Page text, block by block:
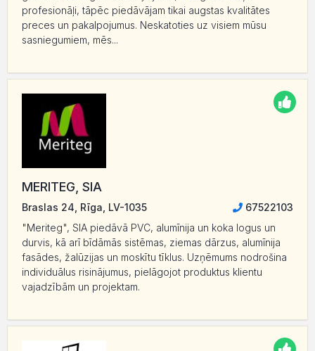
profesionāļi, tāpēc piedāvājam tikai augstas kvalitātes
preces un pakalpojumus. Neskatoties uz visiem mūsu
sasniegumiem, mēs...
MERITEG, SIA
Braslas 24, Rīga, LV-1035
67522103
"Meriteg", SIA piedāvā PVC, alumīnija un koka logus un
durvis, kā arī bīdāmās sistēmas, ziemas dārzus, alumīnija
fasādes, žalūzijas un moskītu tīklus. Uzņēmums nodrošina
individuālus risinājumus, pielāgojot produktus klientu
vajadzībām un projektam.